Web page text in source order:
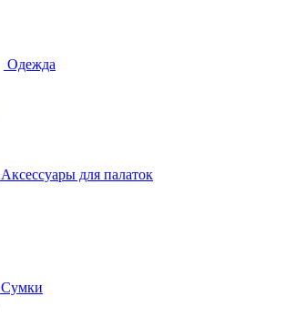
Одежда
Аксессуары для палаток
Сумки